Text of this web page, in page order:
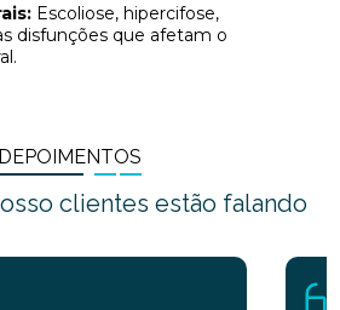
Escoliose, hipercifose,
disfunções que afetam o
DEPOIMENTOS
clientes estão falando